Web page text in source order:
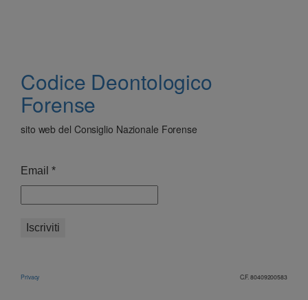
Codice Deontologico
Forense
sito web del Consiglio Nazionale Forense
Email *
Privacy C.F. 80409200583